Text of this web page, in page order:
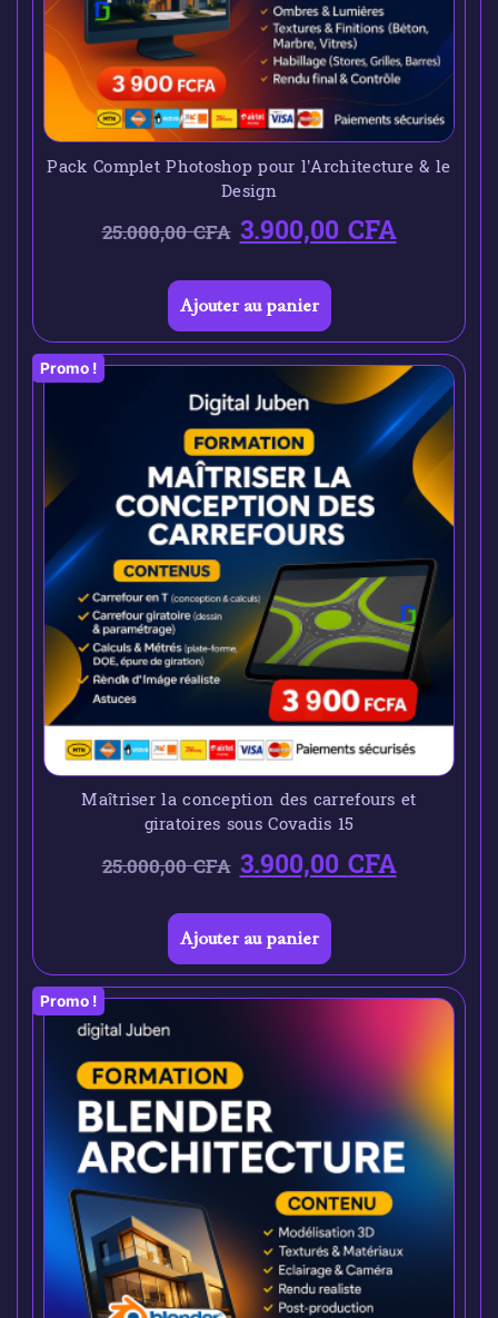
Pack Complet Photoshop pour l’Architecture & le
Design
25.000,00CFA 3.900,00CFA
Ajouter au panier
Promo !
Maîtriser la conception des carrefours et
giratoires sous Covadis 15
25.000,00CFA 3.900,00CFA
Ajouter au panier
Promo !